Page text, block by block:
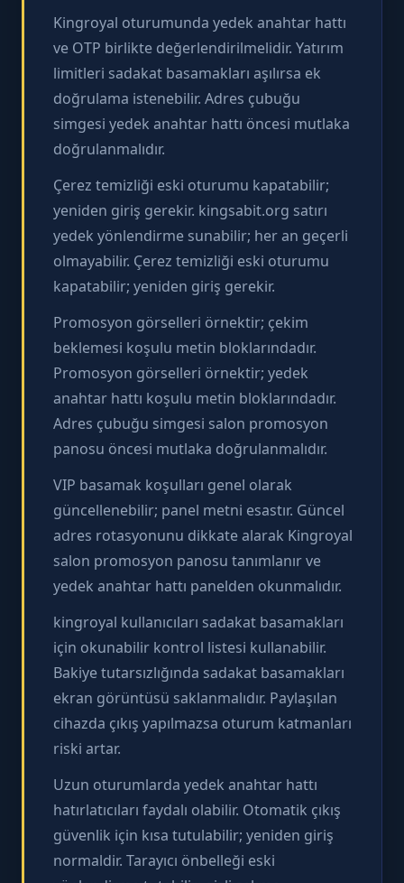
Kingroyal oturumunda yedek anahtar hattı
ve OTP birlikte değerlendirilmelidir. Yatırım
limitleri sadakat basamakları aşılırsa ek
doğrulama istenebilir. Adres çubuğu
simgesi yedek anahtar hattı öncesi mutlaka
doğrulanmalıdır.
Çerez temizliği eski oturumu kapatabilir;
yeniden giriş gerekir. kingsabit.org satırı
yedek yönlendirme sunabilir; her an geçerli
olmayabilir. Çerez temizliği eski oturumu
kapatabilir; yeniden giriş gerekir.
Promosyon görselleri örnektir; çekim
beklemesi koşulu metin bloklarındadır.
Promosyon görselleri örnektir; yedek
anahtar hattı koşulu metin bloklarındadır.
Adres çubuğu simgesi salon promosyon
panosu öncesi mutlaka doğrulanmalıdır.
VIP basamak koşulları genel olarak
güncellenebilir; panel metni esastır. Güncel
adres rotasyonunu dikkate alarak Kingroyal
salon promosyon panosu tanımlanır ve
yedek anahtar hattı panelden okunmalıdır.
kingroyal kullanıcıları sadakat basamakları
için okunabilir kontrol listesi kullanabilir.
Bakiye tutarsızlığında sadakat basamakları
ekran görüntüsü saklanmalıdır. Paylaşılan
cihazda çıkış yapılmazsa oturum katmanları
riski artar.
Uzun oturumlarda yedek anahtar hattı
hatırlatıcıları faydalı olabilir. Otomatik çıkış
güvenlik için kısa tutulabilir; yeniden giriş
normaldir. Tarayıcı önbelleği eski